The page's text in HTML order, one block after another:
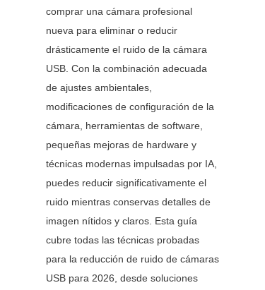
comprar una cámara profesional
nueva para eliminar o reducir
drásticamente el ruido de la cámara
USB. Con la combinación adecuada
de ajustes ambientales,
modificaciones de configuración de la
cámara, herramientas de software,
pequeñas mejoras de hardware y
técnicas modernas impulsadas por IA,
puedes reducir significativamente el
ruido mientras conservas detalles de
imagen nítidos y claros. Esta guía
cubre todas las técnicas probadas
para la reducción de ruido de cámaras
USB para 2026, desde soluciones